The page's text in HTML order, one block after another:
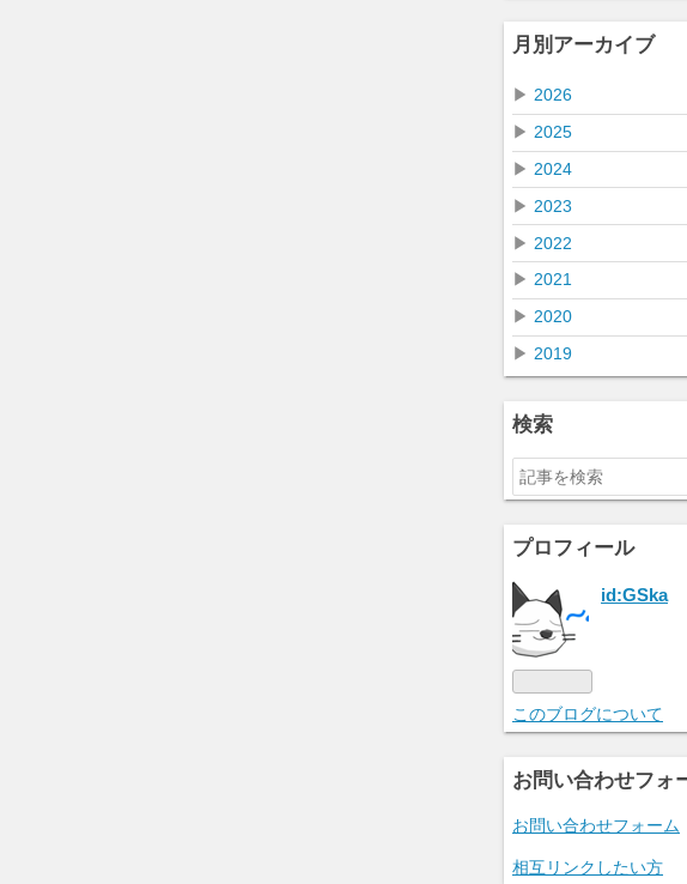
月別アーカイブ
▶ 2026
▶ 2025
▶ 2024
▶ 2023
▶ 2022
▶ 2021
▶ 2020
▶ 2019
検索
プロフィール
id:GSka
このブログについて
お問い合わせフォ
お問い合わせフォーム
相互リンクしたい方